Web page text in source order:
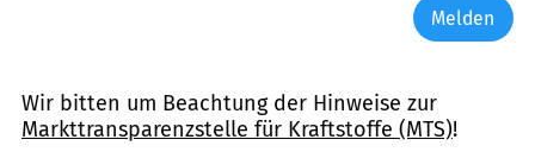
Melden
Wir bitten um Beachtung der Hinweise zur
Markttransparenzstelle für Kraftstoffe (MTS)!